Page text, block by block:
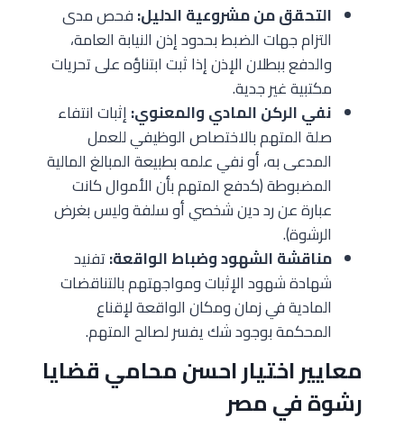
التحقق من مشروعية الدليل:فحص مدى
التزام جهات الضبط بحدود إذن النيابة العامة،
والدفع ببطلان الإذن إذا ثبت ابتناؤه على تحريات
مكتبية غير جدية.
نفي الركن المادي والمعنوي:إثبات انتفاء
صلة المتهم بالاختصاص الوظيفي للعمل
المدعى به، أو نفي علمه بطبيعة المبالغ المالية
المضبوطة (كدفع المتهم بأن الأموال كانت
عبارة عن رد دين شخصي أو سلفة وليس بغرض
الرشوة).
مناقشة الشهود وضباط الواقعة:تفنيد
شهادة شهود الإثبات ومواجهتهم بالتناقضات
المادية في زمان ومكان الواقعة لإقناع
المحكمة بوجود شك يفسر لصالح المتهم.
معايير اختيار احسن محامي قضايا
رشوة في مصر